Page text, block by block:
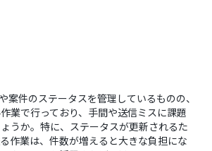
件のステータスを管理しているものの、
業で行っており、手間や送信ミスに課題
うか。特に、ステータスが更新されるた
作業は、件数が増えると大きな負担にな